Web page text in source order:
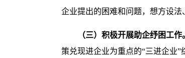
企业提出的困难和问题，想方设法
（三） 积极开展助企纾困工作
策兑现进企业为重点的“三进企业